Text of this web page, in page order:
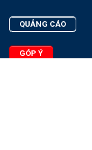
QUẢNG CÁO
GÓP Ý